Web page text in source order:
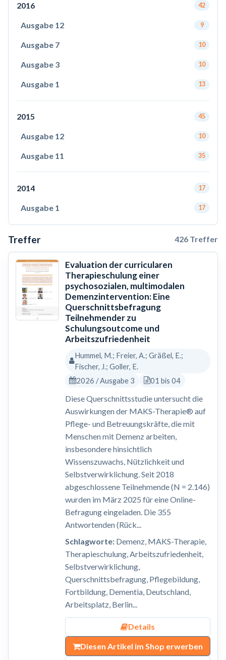
2016 42
Ausgabe 12 9
Ausgabe 7 10
Ausgabe 3 10
Ausgabe 1 13
2015 45
Ausgabe 12 10
Ausgabe 11 35
2014 17
Ausgabe 1 17
Treffer 426 Treffer
Evaluation der curricularen
Therapieschulung einer
psychosozialen, multimodalen
Demenzintervention: Eine
Querschnittsbefragung
Teilnehmender zu
Schulungsoutcome und
Arbeitszufriedenheit
Hummel, M.; Freier, A.; Gräßel, E.;
Fischer, J.; Goller, E.
2026 / Ausgabe 3
01 bis 04
Diese Querschnittsstudie untersucht die
Auswirkungen der MAKS-Therapie® auf
Pflege- und Betreuungskräfte, die mit
Menschen mit Demenz arbeiten,
insbesondere hinsichtlich
Wissenszuwachs, Nützlichkeit und
Selbstverwirklichung. Seit 2018
abgeschlossene Teilnehmende (N = 2.146)
wurden im März 2025 für eine Online-
Befragung eingeladen. Die 355
Antwortenden (Rück...
Schlagworte:Demenz, MAKS-Therapie,
Therapieschulung, Arbeitszufriedenheit,
Selbstverwirklichung,
Querschnittsbefragung, Pflegebildung,
Fortbildung, Dementia, Deutschland,
Arbeitsplatz, Berlin...
Details
Diesen Artikel im Shop erwerben